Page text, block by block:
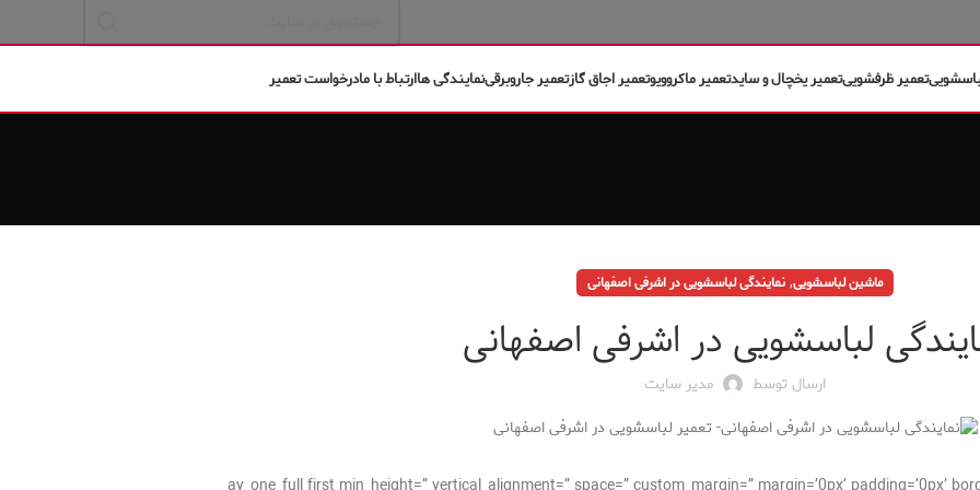
تعمیر ظرفشوییتعمیر یخچال و سایدتعمیر ماکروویوتعمیر اجاق گازتعمیر جاروبرقینمایندگی هاارتباط با مادرخواست تعمیر
ماشین لباسشویی, نمایندگی لباسشویی در اشرفی اصفهانی
لباسشویی در اشرفی اصفهانی
ارسال توسط مدیر سایت